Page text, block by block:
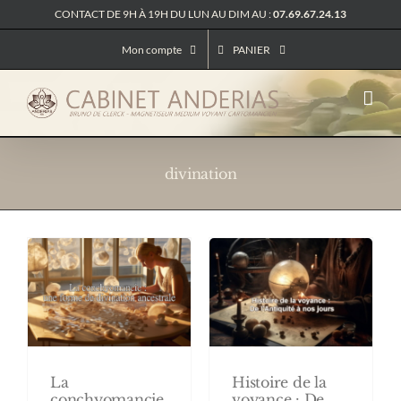
au
CONTACT DE 9H À 19H DU LUN AU DIM AU :07.69.67.24.13
Mon compte PANIER
divination
La
Histoire de la